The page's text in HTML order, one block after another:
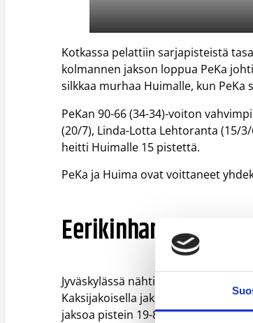
Kotkassa pelattiin sarjapisteistä
kolmannen jakson loppua PeKa
silkkaa murhaa Huimalle, kun
PeKan 90-66 (34-34)-voiton
(20/7), Linda-Lotta Lehtoranta (15/
heitti Huimalle 15 pistettä.
PeKa ja Huima ovat voittaneet
Eerikinharju siivitti
Jyväskylässä nähtiin kutkuttavan
Kaksijakoisella jaksolla ToPo takoi
jaksoa pistein 19-8 ja oli viemässä